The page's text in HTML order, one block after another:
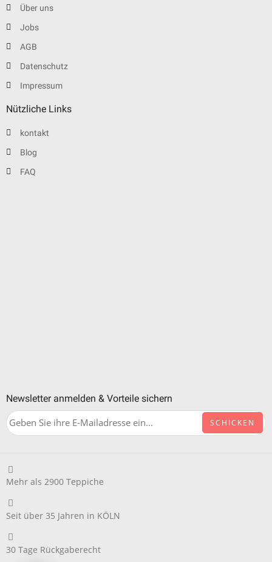
Über uns
Jobs
AGB
Datenschutz
Impressum
Nützliche Links
kontakt
Blog
FAQ
Newsletter anmelden & Vorteile sichern
Mehr als 2900 Teppiche
Seit über 35 Jahren in KÖLN
30 Tage Rückgaberecht